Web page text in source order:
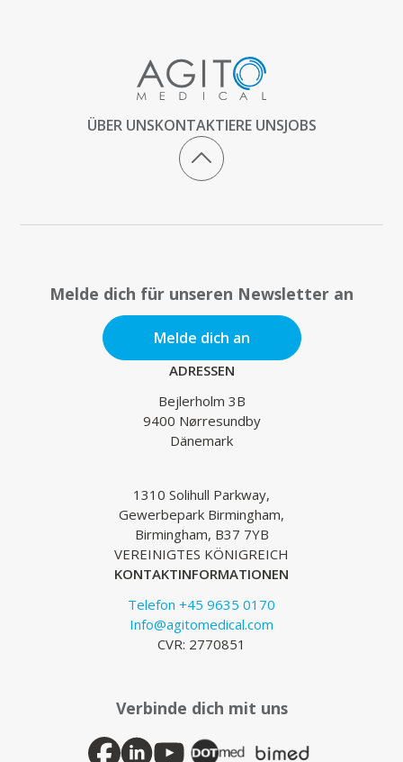
ÜBER UNSKONTAKTIERE UNSJOBS
Melde dich für unseren Newsletter an
Melde dich an
ADRESSEN
Bejlerholm 3B
9400 Nørresundby
Dänemark
1310 Solihull Parkway,
Gewerbepark Birmingham,
Birmingham, B37 7YB
VEREINIGTES KÖNIGREICH
KONTAKTINFORMATIONEN
Telefon +45 9635 0170
Info@agitomedical.com
CVR: 2770851
Verbinde dich mit uns